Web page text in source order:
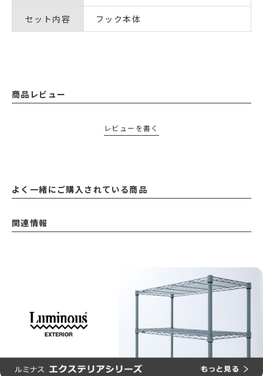
セット内容 フック本体
商品レビュー
レビューを書く
よく一緒にご購入されている商品
関連情報